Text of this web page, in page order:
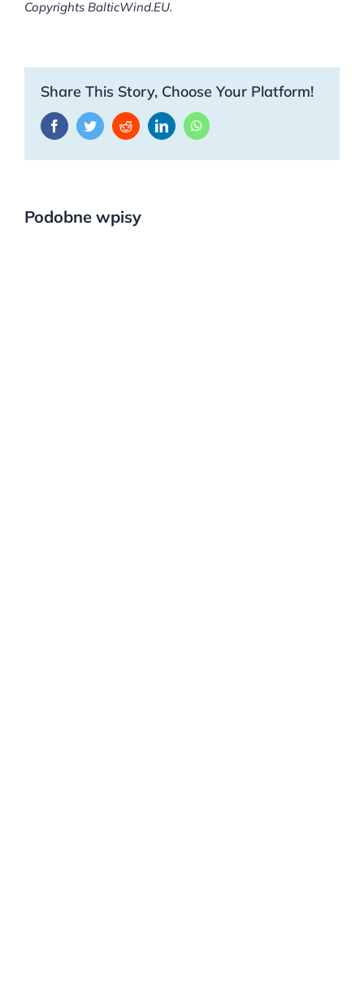
Copyrights BalticWind.EU.
Share This Story, Choose Your Platform!
FacebookTwitterRedditLinkedInWhatsApp
Podobne wpisy